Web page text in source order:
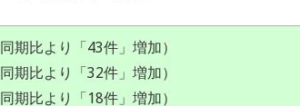
期比より「43件」増加）
期比より「32件」増加）
期比より「18件」増加）